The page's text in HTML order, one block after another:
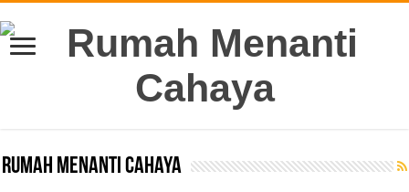
Rumah Menanti Cahaya